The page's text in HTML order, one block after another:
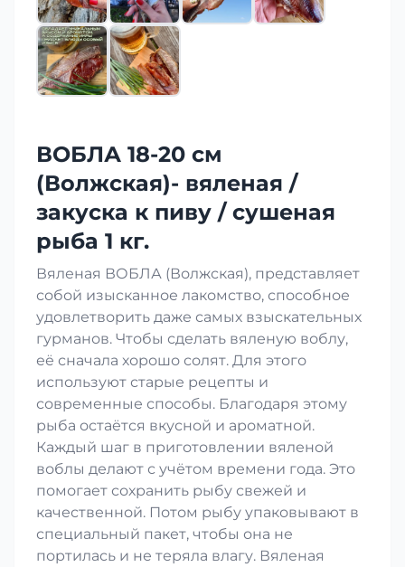
ВОБЛА 18-20 см
(Волжская)- вяленая /
закуска к пиву / сушеная
рыба 1 кг.
Вяленая ВОБЛА (Волжская), представляет
собой изысканное лакомство, способное
удовлетворить даже самых взыскательных
гурманов. Чтобы сделать вяленую воблу,
её сначала хорошо солят. Для этого
используют старые рецепты и
современные способы. Благодаря этому
рыба остаётся вкусной и ароматной.
Каждый шаг в приготовлении вяленой
воблы делают с учётом времени года. Это
помогает сохранить рыбу свежей и
качественной. Потом рыбу упаковывают в
специальный пакет, чтобы она не
портилась и не теряла влагу. Вяленая